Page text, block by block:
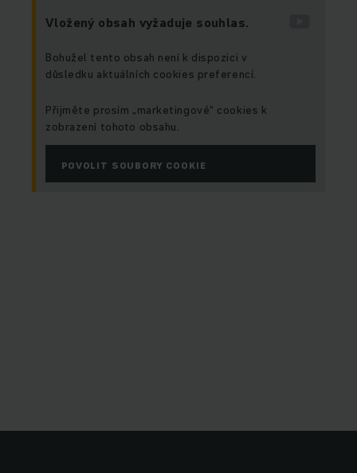
Vložený obsah vyžaduje souhlas.
Bohužel tento obsah není k dispozici v
důsledku aktuálních cookies preferencí.
Přijměte prosím „marketingové“ cookies k
zobrazení tohoto obsahu.
POVOLIT SOUBORY COOKIE